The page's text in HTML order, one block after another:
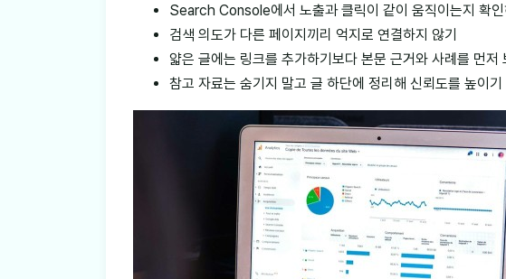
Search Console에서 노출과 클릭이 같이 움직이는지 확인
검색 의도가 다른 페이지끼리 억지로 연결하지 않기
얇은 글에는 링크를 추가하기보다 본문 근거와 사례를 먼저
참고 자료는 숨기지 말고 글 하단에 정리해 신뢰도를 높이기